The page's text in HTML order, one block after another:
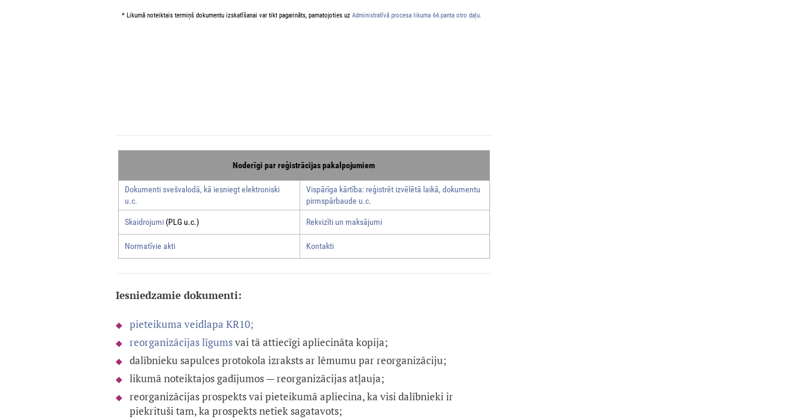
* Likumā noteiktais termiņš dokumentu izskatīšanai var tikt pagarināts, pamatojoties uz Administratīvā procesa likuma 64.panta otro daļu.
Noderīgi par reģistrācijas pakalpojumiem
Dokumenti svešvalodā, kā iesniegt elektroniski
u.c.
Vispārīga kārtība: reģistrēt izvēlētā laikā, dokumentu
pirmspārbaude u.c.
Skaidrojumi(PLG u.c.) Rekvizīti un maksājumi
Normatīvie akti Kontakti
Iesniedzamie dokumenti:
pieteikuma veidlapa KR10;
reorganizācijas līgumsvai tā attiecīgi apliecināta kopija;
dalībnieku sapulces protokola izraksts ar lēmumu par reorganizāciju;
likumā noteiktajos gadījumos — reorganizācijas atļauja;
reorganizācijas prospekts vai pieteikumā apliecina, ka visi dalībnieki ir
piekrituši tam, ka prospekts netiek sagatavots;